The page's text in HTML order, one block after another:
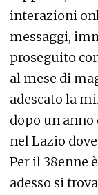
interazioni
messaggi,
proseguito
al mese di
adescato la
dopo un anno
nel Lazio
Per il 38enne
adesso si